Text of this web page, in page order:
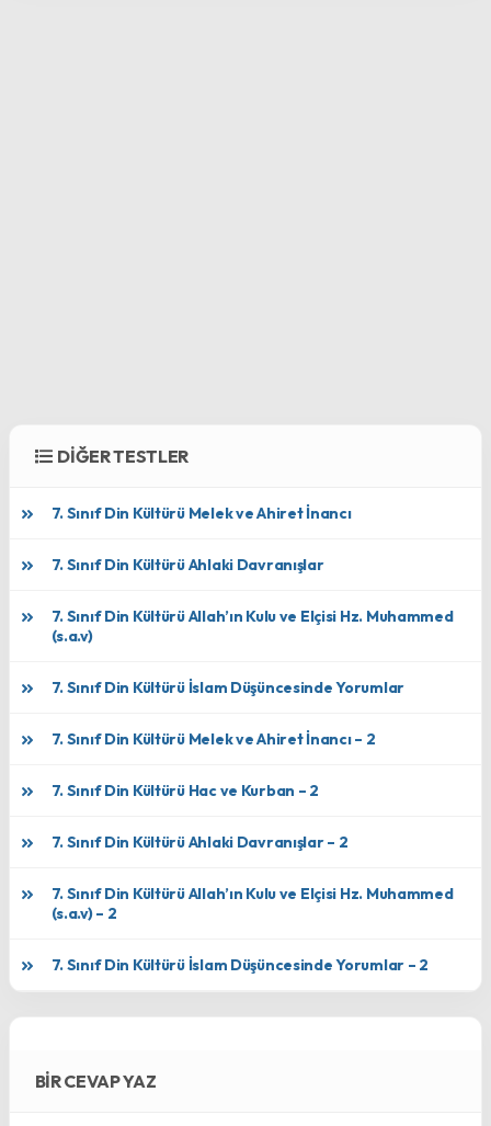
DİĞER TESTLER
7. Sınıf Din Kültürü Melek ve Ahiret İnancı
7. Sınıf Din Kültürü Ahlaki Davranışlar
7. Sınıf Din Kültürü Allah’ın Kulu ve Elçisi Hz. Muhammed
(s.a.v)
7. Sınıf Din Kültürü İslam Düşüncesinde Yorumlar
7. Sınıf Din Kültürü Melek ve Ahiret İnancı – 2
7. Sınıf Din Kültürü Hac ve Kurban – 2
7. Sınıf Din Kültürü Ahlaki Davranışlar – 2
7. Sınıf Din Kültürü Allah’ın Kulu ve Elçisi Hz. Muhammed
(s.a.v) – 2
7. Sınıf Din Kültürü İslam Düşüncesinde Yorumlar – 2
BIR CEVAP YAZ